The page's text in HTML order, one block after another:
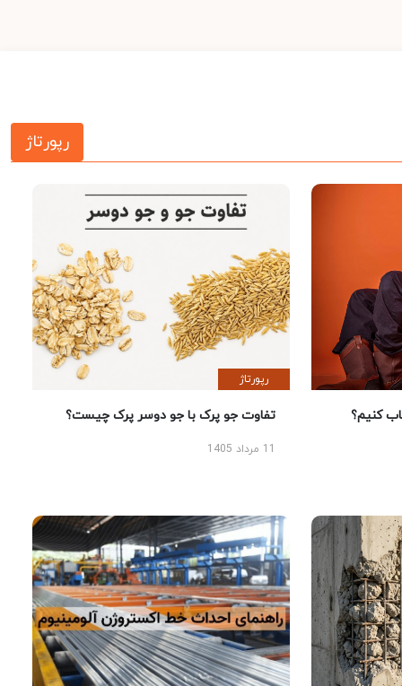
رپورتاژ
کنیم؟
رپورتاژ
تفاوت جو پرک با جو دوسر پرک چیست؟